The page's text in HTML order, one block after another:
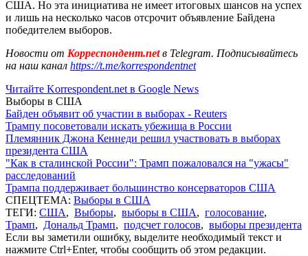
США. Но эта инициатива не имеет итоговых шансов на успех
и лишь на несколько часов отсрочит объявление Байдена
победителем выборов.
Новости от Корреспондент.netв Telegram. Подписывайтесь
на наш канал https://t.me/korrespondentnet
Читайте Korrespondent.net в Google News
Выборы в США
Байден объявит об участии в выборах - Reuters
Трампу посоветовали искать убежища в России
Племянник Джона Кеннеди решил участвовать в выборах
президента США
"Как в сталинской России": Трамп пожаловался на "ужасы"
расследований
Трампа поддерживает большинство консерваторов США
СПЕЦТЕМА: Выборы в США
ТЕГИ: США, Выборы, выборы в США, голосование,
Трамп, Дональд Трамп, подсчет голосов, выборы президента
Если вы заметили ошибку, выделите необходимый текст и
нажмите Ctrl+Enter, чтобы сообщить об этом редакции.